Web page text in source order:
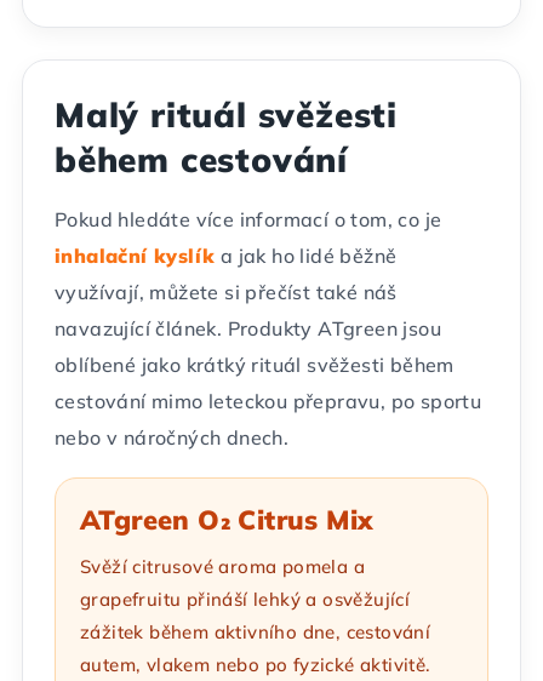
Malý rituál svěžesti
během cestování
Pokud hledáte více informací o tom, co je
inhalační kyslík a jak ho lidé běžně
využívají, můžete si přečíst také náš
navazující článek. Produkty ATgreen jsou
oblíbené jako krátký rituál svěžesti během
cestování mimo leteckou přepravu, po sportu
nebo v náročných dnech.
ATgreen O₂ Citrus Mix
Svěží citrusové aroma pomela a
grapefruitu přináší lehký a osvěžující
zážitek během aktivního dne, cestování
autem, vlakem nebo po fyzické aktivitě.